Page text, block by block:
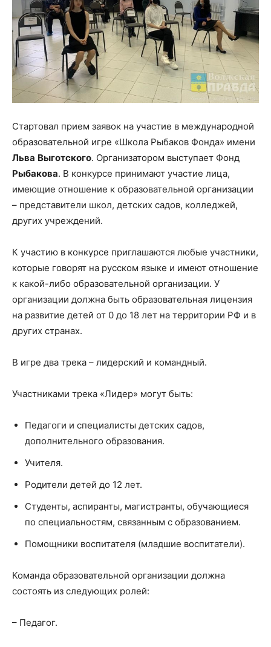
Стартовал прием заявок на участие в международной
образовательной игре «Школа Рыбаков Фонда» имени
Льва Выготского. Организатором выступает Фонд
Рыбакова. В конкурсе принимают участие лица,
имеющие отношение к образовательной организации
– представители школ, детских садов, колледжей,
других учреждений.
К участию в конкурсе приглашаются любые участники,
которые говорят на русском языке и имеют отношение
к какой-либо образовательной организации. У
организации должна быть образовательная лицензия
на развитие детей от 0 до 18 лет на территории РФ и в
других странах.
В игре два трека – лидерский и командный.
Участниками трека «Лидер» могут быть:
Педагоги и специалисты детских садов,
дополнительного образования.
Учителя.
Родители детей до 12 лет.
Студенты, аспиранты, магистранты, обучающиеся
по специальностям, связанным с образованием.
Помощники воспитателя (младшие воспитатели).
Команда образовательной организации должна
состоять из следующих ролей:
– Педагог.